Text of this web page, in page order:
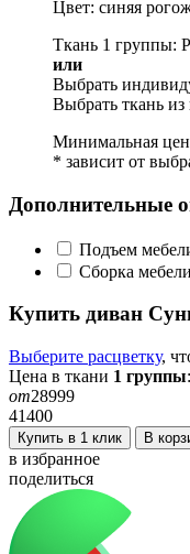
Цвет: синяя
Ткань 1 группы:
или
Выбрать
Выбрать ткань из
Минимальная
* зависит от
Дополнительные
Подъем
Сборка
Купить диван
Выберите расцветку,
Цена в ткани 1 группы:
от28999
41400
Купить в 1 клик В
в избранное
поделиться